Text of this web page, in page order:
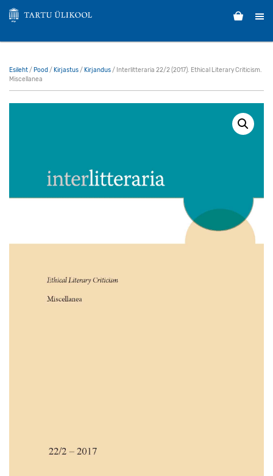
Esileht/ Pood / Kirjastus/ Kirjandus/ Interlitteraria 22/2 (2017). Ethical Literary Criticism.
Miscellanea